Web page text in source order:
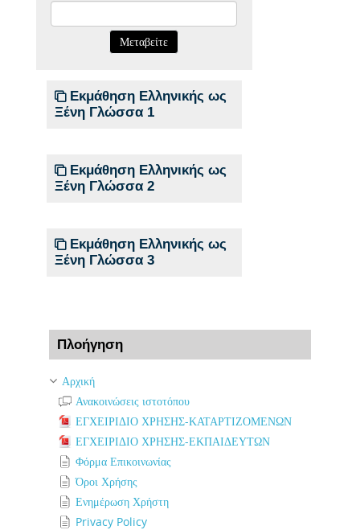
Μεταβείτε
Εκμάθηση Ελληνικής ως
Ξένη Γλώσσα 1
Εκμάθηση Ελληνικής ως
Ξένη Γλώσσα 2
Εκμάθηση Ελληνικής ως
Ξένη Γλώσσα 3
Πλοήγηση
Αρχική
Ανακοινώσεις ιστοτόπου
ΕΓΧΕΙΡΙΔΙΟ ΧΡΗΣΗΣ-ΚΑΤΑΡΤΙΖΟΜΕΝΩΝ
ΕΓΧΕΙΡΙΔΙΟ ΧΡΗΣΗΣ-ΕΚΠΑΙΔΕΥΤΩΝ
Φόρμα Επικοινωνίας
Όροι Χρήσης
Ενημέρωση Χρήστη
Privacy Policy